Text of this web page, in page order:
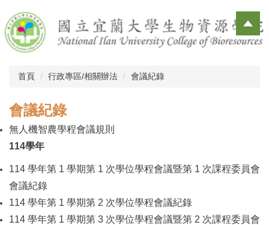
到
主
要
首頁 行政專區/相關辦法 會議紀錄
會議紀錄
無人機智農學程會議規則
114學年
114 學年第 1 學期第 1 次學位學程會議暨第 1 次課程委員會
會議紀錄
114 學年第 1 學期第 2 次學位學程會議紀錄
114 學年第 1 學期第 3 次學位學程會議暨第 2 次課程委員會